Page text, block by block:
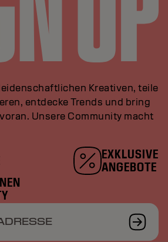
Kreativen, teile
entdecke Trends und bring
Unsere Community macht
EXKLUSIVE
ANGEBOTE